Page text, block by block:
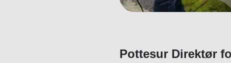
Pottesur Direktør